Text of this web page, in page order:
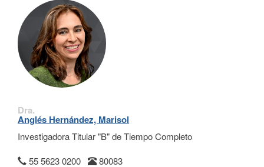
Dra.
Anglés Hernández, Marisol
Investigadora Titular "B" de Tiempo Completo
55 5623 0200
80083